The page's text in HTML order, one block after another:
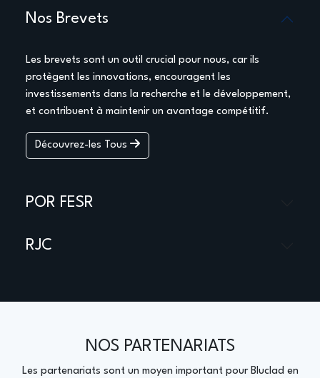
Nos Brevets
Les brevets sont un outil crucial pour nous, car ils
protègent les innovations, encouragent les
investissements dans la recherche et le développement,
et contribuent à maintenir un avantage compétitif.
Découvrez-les Tous
POR FESR
RJC
NOS PARTENARIATS
Les partenariats sont un moyen important pour Bluclad en